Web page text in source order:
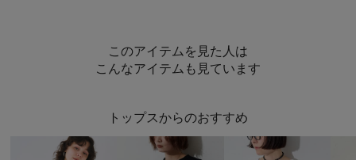
このアイテムを見た人は
こんなアイテムも見ています
トップスからのおすすめ